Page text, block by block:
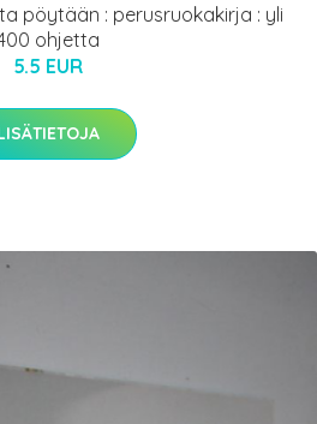
pöytään : perusruokakirja : yli
ohjetta
5.5 EUR